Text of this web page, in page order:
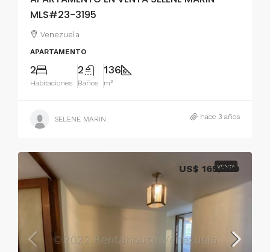
MLS#23-3195
Venezuela
APARTAMENTO
2
Habitaciones
2
Baños
136
m²
SELENE MARIN hace 3 años
VENTA
US$ 165,000